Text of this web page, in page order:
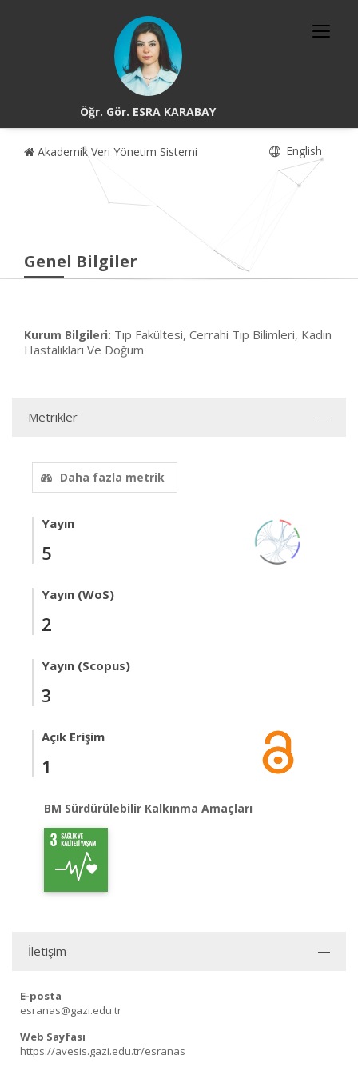
Öğr. Gör. ESRA KARABAY
Akademik Veri Yönetim Sistemi English
Genel Bilgiler
Kurum Bilgileri: Tıp Fakültesi, Cerrahi Tıp Bilimleri, Kadın
Hastalıkları Ve Doğum
Metrikler
Daha fazla metrik
Yayın
5
Yayın (WoS)
2
Yayın (Scopus)
3
Açık Erişim
1
BM Sürdürülebilir Kalkınma Amaçları
İletişim
E-posta
esranas@gazi.edu.tr
Web Sayfası
https://avesis.gazi.edu.tr/esranas